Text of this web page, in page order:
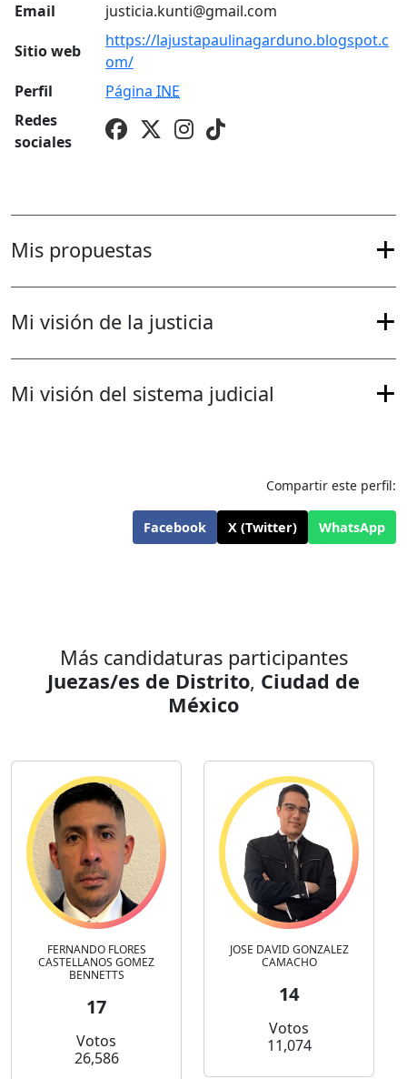
Email
justicia.kunti@gmail.com
Sitio web
https://lajustapaulinagarduno.blogspot.c
om/
Perfil
Página INE
Redes
sociales
Mis propuestas
Mi visión de la justicia
Mi visión del sistema judicial
Compartir este perfil:
Facebook X (Twitter) WhatsApp
Más candidaturas participantes
Juezas/es de Distrito, Ciudad de
México
FERNANDO FLORES
CASTELLANOS GOMEZ
BENNETTS
17
Votos
26,586
JOSE DAVID GONZALEZ
CAMACHO
14
Votos
11,074